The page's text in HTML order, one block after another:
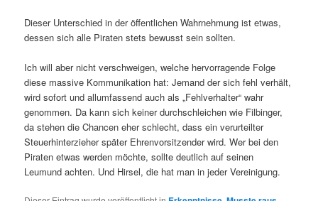
Dieser Unterschied in der öffentlichen Wahrnehmung ist etwas,
dessen sich alle Piraten stets bewusst sein sollten.
Ich will aber nicht verschweigen, welche hervorragende Folge
diese massive Kommunikation hat: Jemand der sich fehl verhält,
wird sofort und allumfassend auch als „Fehlverhalter“ wahr
genommen. Da kann sich keiner durchschleichen wie Filbinger,
da stehen die Chancen eher schlecht, dass ein verurteilter
Steuerhinterzieher später Ehrenvorsitzender wird. Wer bei den
Piraten etwas werden möchte, sollte deutlich auf seinen
Leumund achten. Und Hirsel, die hat man in jeder Vereinigung.